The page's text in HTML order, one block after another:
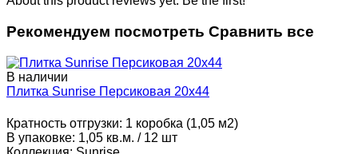
Рекомендуем посмотреть Сравнить все
В наличии
Плитка Sunrise Персиковая 20x44
Кратность отгрузки: 1 коробка (1,05 м2)
В упаковке: 1,05 кв.м. / 12 шт